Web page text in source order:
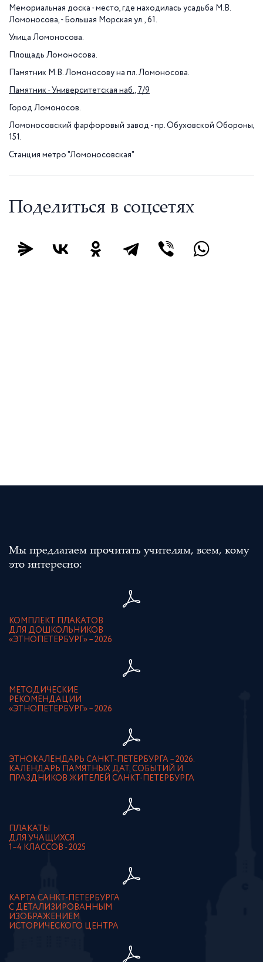
Мемориальная доска - место, где находилась усадьба М.В.
Ломоносова, - Большая Морская ул., 61.
Улица Ломоносова.
Площадь Ломоносова.
Памятник М.В. Ломоносову на пл. Ломоносова.
Памятник - Университетская наб., 7/9
Город Ломоносов.
Ломоносовский фарфоровый завод - пр. Обуховской Обороны,
151.
Станция метро "Ломоносовская"
Поделиться в соцсетях
Мы предлагаем прочитать учителям, всем, кому
это интересно:
КОМПЛЕКТ ПЛАКАТОВ
ДЛЯ ДОШКОЛЬНИКОВ
«ЭТНОПЕТЕРБУРГ» – 2026
МЕТОДИЧЕСКИЕ
РЕКОМЕНДАЦИИ
«ЭТНОПЕТЕРБУРГ» – 2026
ЭТНОКАЛЕНДАРЬ САНКТ-ПЕТЕРБУРГА – 2026.
КАЛЕНДАРЬ ПАМЯТНЫХ ДАТ, СОБЫТИЙ И
ПРАЗДНИКОВ ЖИТЕЛЕЙ САНКТ-ПЕТЕРБУРГА
ПЛАКАТЫ
ДЛЯ УЧАЩИХСЯ
1–4 КЛАССОВ - 2025
КАРТА САНКТ-ПЕТЕРБУРГА
С ДЕТАЛИЗИРОВАННЫМ
ИЗОБРАЖЕНИЕМ
ИСТОРИЧЕСКОГО ЦЕНТРА